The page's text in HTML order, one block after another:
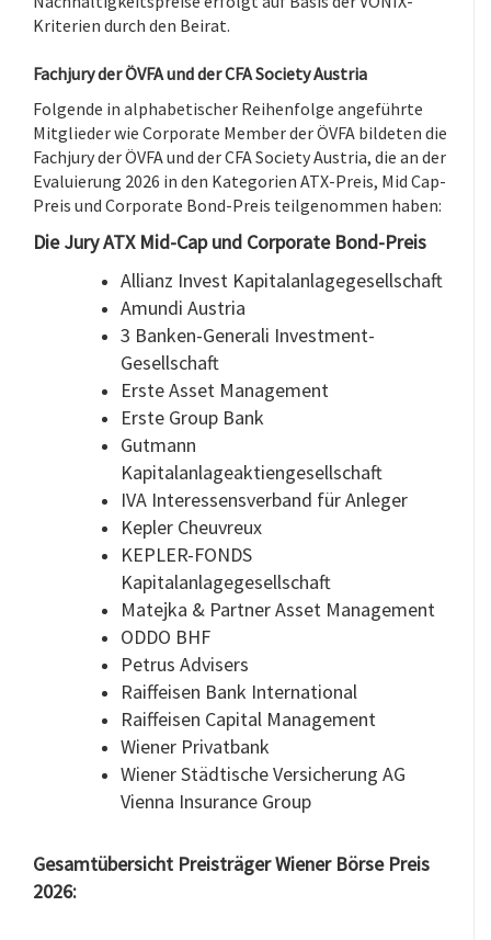
Kriterien durch den Beirat.
Fachjury der ÖVFA und der CFA Society Austria
Folgende in alphabetischer Reihenfolge angeführte
Mitglieder wie Corporate Member der ÖVFA bildeten die
Fachjury der ÖVFA und der CFA Society Austria, die an der
Evaluierung 2026 in den Kategorien ATX-Preis, Mid Cap-
Preis und Corporate Bond-Preis teilgenommen haben:
Die Jury ATX Mid-Cap und Corporate Bond-Preis
Allianz Invest Kapitalanlagegesellschaft
Amundi Austria
3 Banken-Generali Investment-
Gesellschaft
Erste Asset Management
Erste Group Bank
Gutmann
Kapitalanlageaktiengesellschaft
IVA Interessensverband für Anleger
Kepler Cheuvreux
KEPLER-FONDS
Kapitalanlagegesellschaft
Matejka & Partner Asset Management
ODDO BHF
Petrus Advisers
Raiffeisen Bank International
Raiffeisen Capital Management
Wiener Privatbank
Wiener Städtische Versicherung AG
Vienna Insurance Group
Gesamtübersicht Preisträger Wiener Börse Preis
2026: